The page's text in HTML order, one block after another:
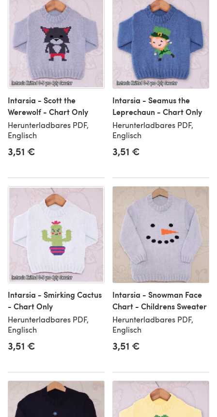
Intarsia - Scott the
Werewolf - Chart Only
Herunterladbares PDF,
Englisch
3,51 €
Intarsia - Seamus the
Leprechaun - Chart Only
Herunterladbares PDF,
Englisch
3,51 €
Intarsia - Smirking Cactus
- Chart Only
Herunterladbares PDF,
Englisch
3,51 €
Intarsia - Snowman Face
Chart - Childrens Sweater
Herunterladbares PDF,
Englisch
3,51 €